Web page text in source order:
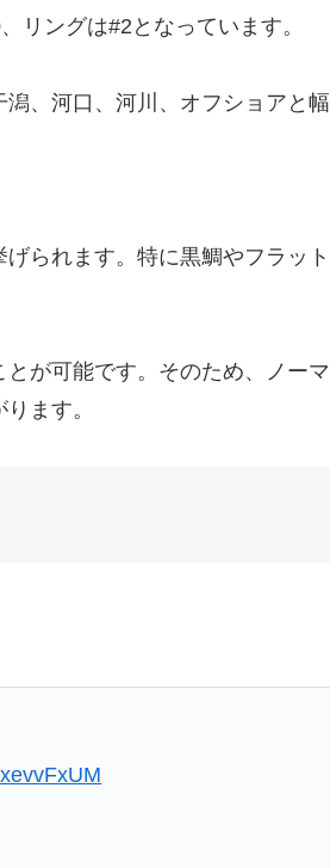
リングは#2となっています。
、河口、河川、オフショアと幅
られます。特に黒鯛やフラット
が可能です。そのため、ノーマ
ます。